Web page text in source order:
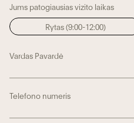
Jums patogiausias vizito laikas
Rytas (9:00-12:00)
Vardas Pavardė
Telefono numeris